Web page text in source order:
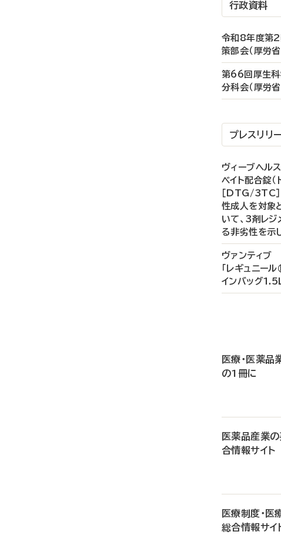
行政資料
令和8年度第2
策部会（厚労
第66回厚生科
分科会（厚労
プレスリリ
ヴィーブヘル
ベイト配合錠
［DTG/3TC
性成人を対象
いて、3剤レ
る非劣性を示
ヴァンティブ
「レギュニ
インバッグ
医療・医薬品
の1冊に
医薬品産業
合情報サイト
医療制度・医
総合情報サイ